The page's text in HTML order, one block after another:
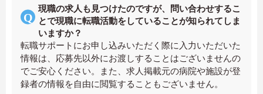
現職の求人も見つけたのですが、問い合わせするこ
とで現職に転職活動をしていることが知られてしま
いますか？
転職サポートにお申し込みいただく際に入力いただいた
情報は、応募先以外にお渡しすることはございませんの
でご安心ください。また、求人掲載元の病院や施設が登
録者の情報を自由に閲覧することもございません。